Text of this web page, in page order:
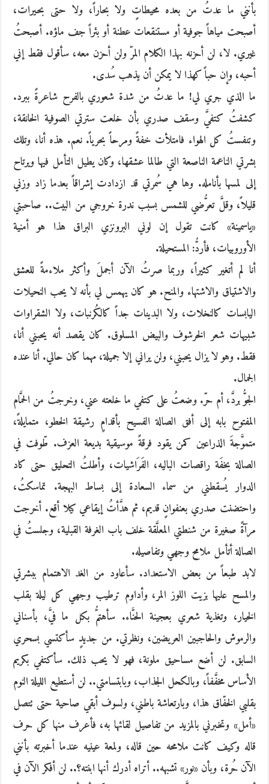
بأنني ما عدتُ من بعده محيطاتٍ ولا بحاراً، ولا حتى بحيرات،
أصبحت مياهاً جوفية أو مستنقعات عطنة أو بئراً جف ماؤه. أصبحتُ
غيري. لا، لن أحزنه بهذا الكلام المرّ ولن أحزن معه، سأقول فقط إني
أحبه، وإن حباً كهذا لا يمكن أن يذهب سُدى.
ما الذي جري لي! ما عدتُ من شدة شعوري بالفرح شاعرةً ببرد.
كشفتُ كتفيَّ وسقف صدري بأن خلعت سترتي الصوفية الخانقة،
وتنفستُ كل الهواء فامتلأت خفةً ومرحاً بحرياً. نعم. هذه أنا، وتلك
بشرتي الناعمة الناصعة التي طالما عشقها، وكان يطيل التأمل فيها ويرتاح
إلى لمسها بأنامله. وها هي سُمرتي قد ازدادت إشراقاً بعدما زاد وزني
قليلاً، وقلَّ تعرُّضي للشمس بسبب ندرة خروجي من البيت.. صاحبتي
«ياسمينة» كانت تقول إن لوني البرونزي البراق هذا هو أمنية
الأوروبيات، فأردُّ: المستحيلة.
أنا لم أتغير كثيراً، وربما صرتُ الآن أجملَ وأكثر ملاءمةً للعشق
والاشتياق والاشتهاء والمنح. هو كان يهمس لي بأنه لا يحب النحيلات
اليابسات كالنخلات، ولا البدينات جداً كالكُرنبات، ولا الشقراوات
شبيهات شعر الخرشوف والبيض المسلوق. كان يقصد أنه يحبني أنا،
فقط. وهو لا يزال يحبني، ولن يراني إلا جميلة، مهما كان حالي. أنا عنده
الجمال.
الجوُّ بردَّ، أم حرّ. وضعتُ على كتفي ما خلعته عني، وخرجتُ من الحمَّام
المفتوح بابه إلى أفق الصالة الفسيح بأقدامٍ رشيقة الخطو، متمايلةً،
متموَّجةَ الذراعين كمن يقود فرقةً موسيقية بديعة العزف. طّوفت في
الصالة بخفَة راقصات الباليه، الفَرَاشيات، وأطلتُ التحليق حتى كاد
الدوار يُسقطني من سماء السعادة إلى بساط البهجة. تماسكتُ،
واحتضنت صدري بعنفوانٍ قديم، ثم هدَّأتُ إيقاعي كيلا أقع. أخرجت
مرآةً صغيرة من شنطتي المعلَّقة خلف باب الغرفة القبلية، وجلستُ في
الصالة أتأمل ملامح وجهي وتفاصيله.
لابد طبعاً من بعض الاستعداد. سأعاود من الغد الاهتمام ببشرتي
والمسح عليها بزيت اللوز المر، وأداوم ترطيب وجهي كل ليلة بقلب
الخيار، وتغذية شعري بعجينة الحنَّاء. سأهتمُّ بكل ما فيَّ، بأسناني
والرموش والحاجبين العريضين، ونظرتي. من جديدٍ سأكتسي بسحري
السابق. لن أضع مساحيق ملونة، فهو لا يحب ذلك. سأكتفي بكريم
الأساس مخفَّفاً، وبالكحل الجذاب، وبابتسامتي.. لن أستطيع الليلة النوم
بقلبي الخفّاق هذا، وبارتعاشة باطني، ولسوف أبقي صاحية حتى تتصل
«أمل» وتخبرني بالمزيد من تفاصيل لقائها به، فأعرف منها كل حرف
قاله وكيف كانت ملامحه حين قاله، ولمعة عينيه عندما أخبرته بأنني
الآن حُرة، وبأن «نور» تشبهه.. أتراه أدرك أنها ابنته؟.. لن أفكر الآن في